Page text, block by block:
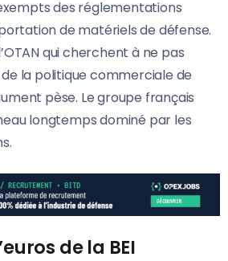
des réglementations
de matériels de défense.
qui cherchent à ne pas
la politique commerciale de
pèse. Le groupe français
longtemps dominé par les
de la BEI